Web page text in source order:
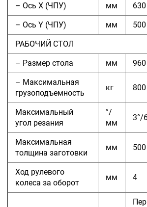
– Ось X (ЧПУ) мм 630
– Ось Y (ЧПУ) мм 500
РАБОЧИЙ СТОЛ
– Размер стола мм
– Максимальная
грузоподъемность
кг 800
Максимальный
угол резания
°/
мм
3°/
Максимальная
толщина заготовки
мм 500
Ход рулевого
колеса за оборот
мм 4